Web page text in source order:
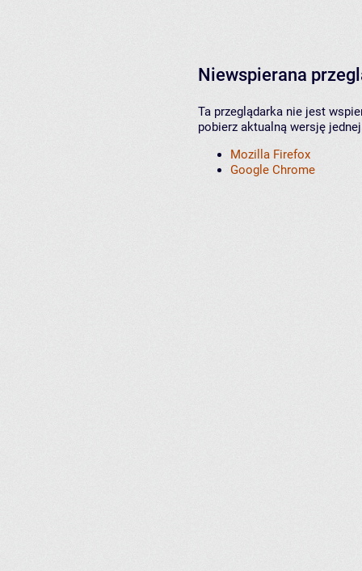
Niewspierana
Ta przeglądarka nie jest
pobierz aktualną wersję
Mozilla Firefox
Google Chrome